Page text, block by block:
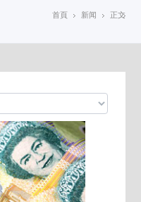
首頁 新闻 正文